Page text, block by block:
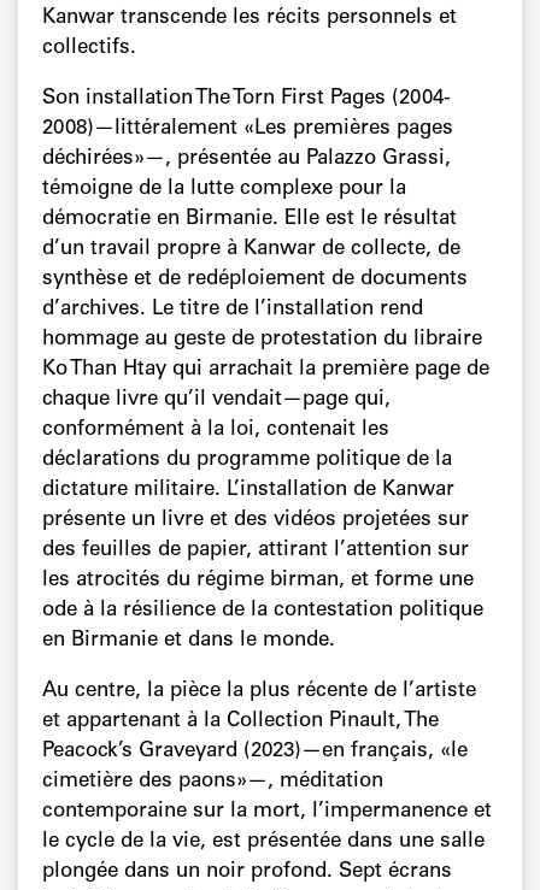
Kanwar transcende les récits personnels et
collectifs.
Son installation The Torn First Pages (2004-
2008)—littéralement «Les premières pages
déchirées»—, présentée au Palazzo Grassi,
témoigne de la lutte complexe pour la
démocratie en Birmanie. Elle est le résultat
d’un travail propre à Kanwar de collecte, de
synthèse et de redéploiement de documents
d’archives. Le titre de l’installation rend
hommage au geste de protestation du libraire
Ko Than Htay qui arrachait la première page de
chaque livre qu’il vendait—page qui,
conformément à la loi, contenait les
déclarations du programme politique de la
dictature militaire. L’installation de Kanwar
présente un livre et des vidéos projetées sur
des feuilles de papier, attirant l’attention sur
les atrocités du régime birman, et forme une
ode à la résilience de la contestation politique
en Birmanie et dans le monde.
Au centre, la pièce la plus récente de l’artiste
et appartenant à la Collection Pinault, The
Peacock’s Graveyard (2023)—en français, «le
cimetière des paons»—, méditation
contemporaine sur la mort, l’impermanence et
le cycle de la vie, est présentée dans une salle
plongée dans un noir profond. Sept écrans